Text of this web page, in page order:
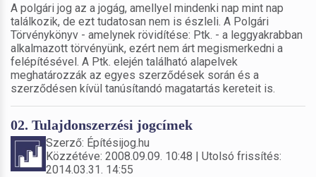
A polgári jog az a jogág, amellyel mindenki nap mint nap
találkozik, de ezt tudatosan nem is észleli. A Polgári
Törvénykönyv - amelynek rövidítése: Ptk. - a leggyakrabban
alkalmazott törvényünk, ezért nem árt megismerkedni a
felépítésével. A Ptk. elején található alapelvek
meghatározzák az egyes szerződések során és a
szerződésen kívül tanúsítandó magatartás kereteit is.
02. Tulajdonszerzési jogcímek
Szerző: Építésijog.hu
Közzétéve: 2008.09.09. 10:48 | Utolsó frissítés:
2014.03.31. 14:55